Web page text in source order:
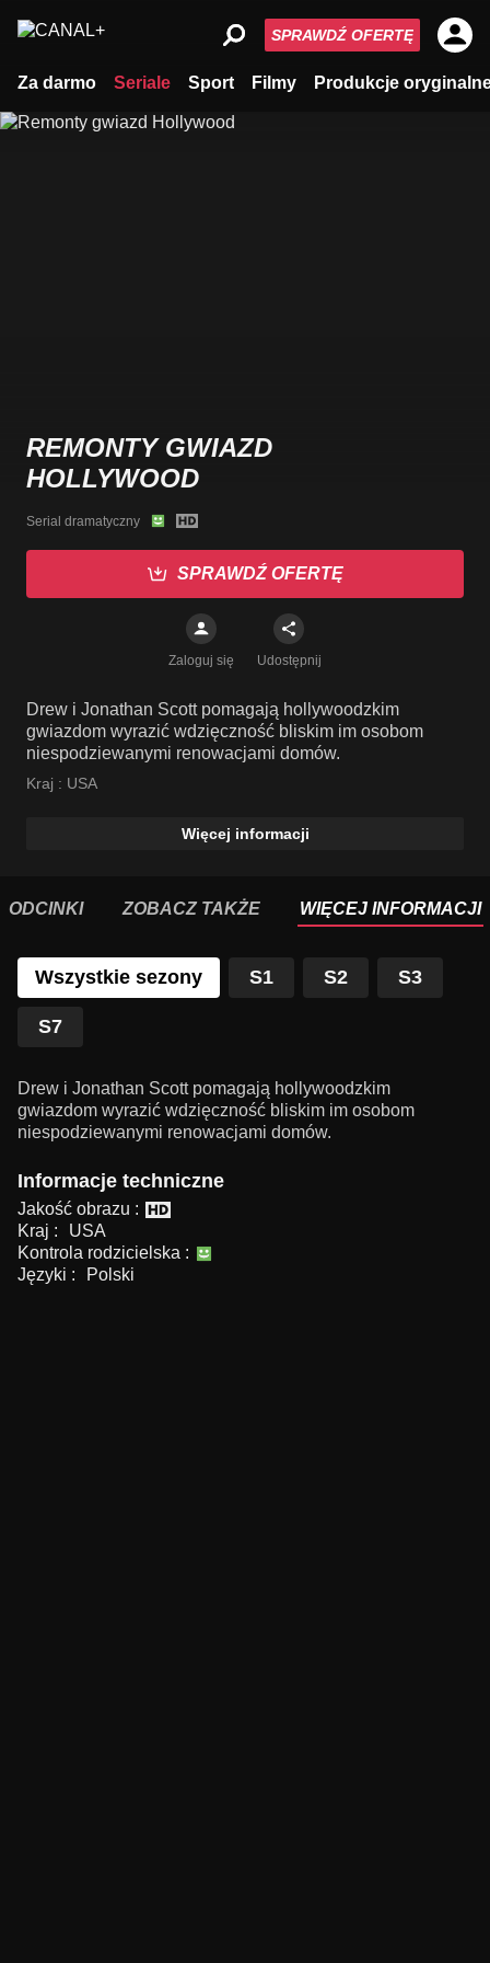
Za darmo Seriale Sport Filmy Produkcje
SPRAWDŹ OFERTĘ
REMONTY GWIAZD
HOLLYWOOD
Serial dramatyczny
SPRAWDŹ OFERTĘ
Zaloguj się Udostępnij
Drew i Jonathan Scott pomagają hollywoodzkim
gwiazdom wyrazić wdzięczność bliskim im osobom
niespodziewanymi renowacjami domów.
Kraj : USA
Więcej informacji
ODCINKI ZOBACZ TAKŻE WIĘCEJ INFORMACJI
Wszystkie sezony S1 S2 S3
S7
Drew i Jonathan Scott pomagają hollywoodzkim
gwiazdom wyrazić wdzięczność bliskim im osobom
niespodziewanymi renowacjami domów.
Informacje techniczne
Jakość obrazu :
Kraj :
USA
Kontrola rodzicielska :
Języki :
Polski